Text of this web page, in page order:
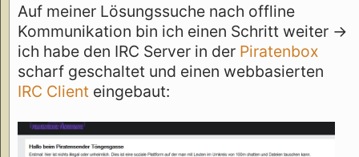
Auf meiner Lösungssuche nach offline
Kommunikation bin ich einen Schritt weiter ->
ich habe den IRC Server in der Piratenbox
scharf geschaltet und einen webbasierten
IRC Client eingebaut: